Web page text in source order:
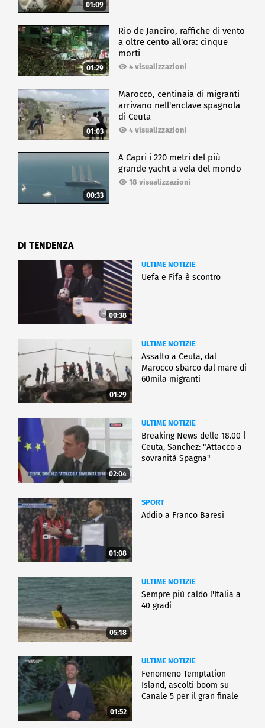
01:09
01:29
Rio de Janeiro, raffiche di vento
a oltre cento all'ora: cinque
morti
4 visualizzazioni
01:03
Marocco, centinaia di migranti
arrivano nell'enclave spagnola
di Ceuta
4 visualizzazioni
00:33
A Capri i 220 metri del più
grande yacht a vela del mondo
18 visualizzazioni
DI TENDENZA
00:38
ULTIME NOTIZIE
Uefa e Fifa è scontro
01:29
ULTIME NOTIZIE
Assalto a Ceuta, dal
Marocco sbarco dal mare di
60mila migranti
02:04
ULTIME NOTIZIE
Breaking News delle 18.00 |
Ceuta, Sanchez: "Attacco a
sovranità Spagna"
01:08
SPORT
Addio a Franco Baresi
05:18
ULTIME NOTIZIE
Sempre più caldo l'Italia a
40 gradi
01:52
ULTIME NOTIZIE
Fenomeno Temptation
Island, ascolti boom su
Canale 5 per il gran finale